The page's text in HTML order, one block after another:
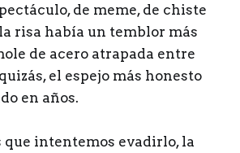
de meme, de chiste
risa había un temblor más
de acero atrapada entre
el espejo más honesto
en años.
que intentemos evadirlo, la